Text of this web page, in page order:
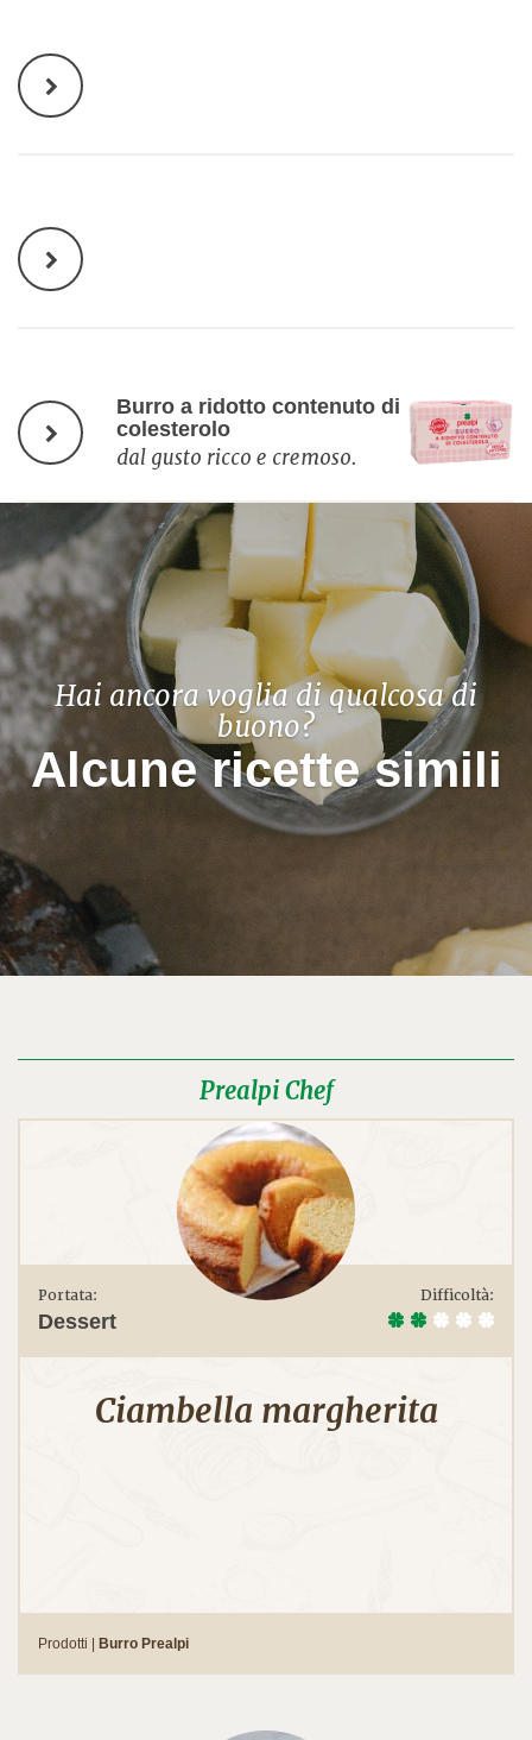
Burro a ridotto contenuto di
colesterolo
dal gusto ricco e cremoso.
Hai ancora voglia di qualcosa di
buono?
Alcune ricette simili
Prealpi Chef
Portata:
Dessert
Difficoltà:
Ciambella margherita
Prodotti | Burro Prealpi